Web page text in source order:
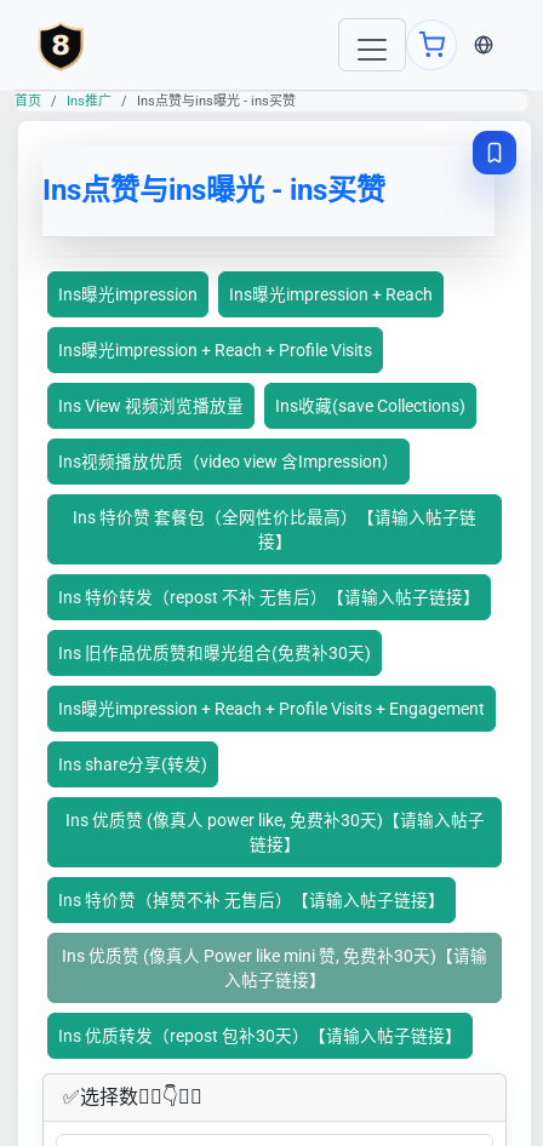
当前语
首页 Ins推广 Ins点赞与ins曝光 - ins买赞
Ins点赞与ins曝光 - ins买赞
Ins曝光impression Ins曝光impression + Reach
Ins曝光impression + Reach + Profile Visits
Ins View 视频浏览播放量 Ins收藏(save Collections)
Ins视频播放优质（video view 含Impression）
Ins 特价赞 套餐包（全网性价比最高）【请输入帖子链
接】
Ins 特价转发（repost 不补 无售后）【请输入帖子链接】
Ins 旧作品优质赞和曝光组合(免费补30天)
Ins曝光impression + Reach + Profile Visits + Engagement
Ins share分享(转发)
Ins 优质赞 (像真人 power like, 免费补30天)【请输入帖子
链接】
Ins 特价赞（掉赞不补 无售后）【请输入帖子链接】
Ins 优质赞 (像真人 Power like mini 赞, 免费补30天)【请输
入帖子链接】
Ins 优质转发（repost 包补30天）【请输入帖子链接】
✅​选择数👇🏻​​👇👇🏻​​